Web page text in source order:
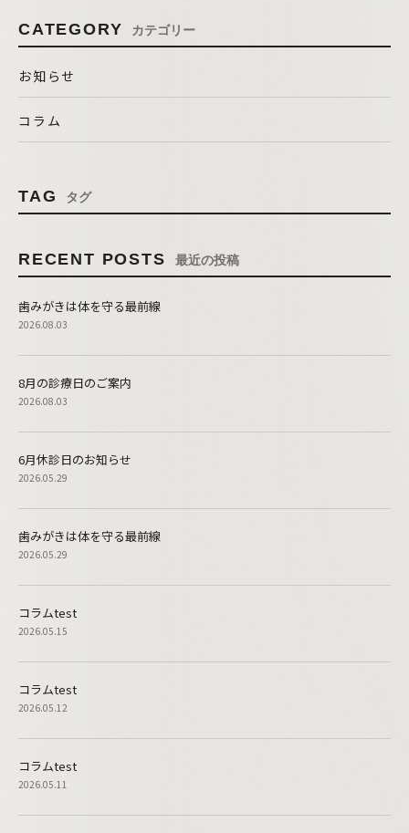
CATEGORY カテゴリー
お知らせ
コラム
TAG タグ
RECENT POSTS 最近の投稿
歯みがきは体を守る最前線
2026.08.03
8月の診療日のご案内
2026.08.03
6月休診日のお知らせ
2026.05.29
歯みがきは体を守る最前線
2026.05.29
コラムtest
2026.05.15
コラムtest
2026.05.12
コラムtest
2026.05.11